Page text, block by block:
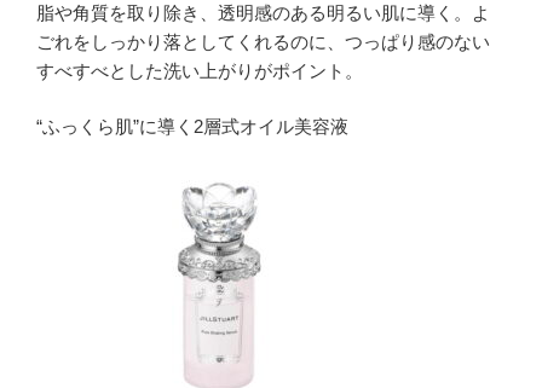
脂や角質を取り除き、透明感のある明るい肌に導く。よ
ごれをしっかり落としてくれるのに、つっぱり感のない
すべすべとした洗い上がりがポイント。
“ふっくら肌”に導く2層式オイル美容液